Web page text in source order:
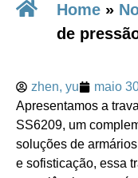
Home »
de
zhen, yu
maio
Apresentamos a
SS6209, um
soluções de
e sofisticação, essa